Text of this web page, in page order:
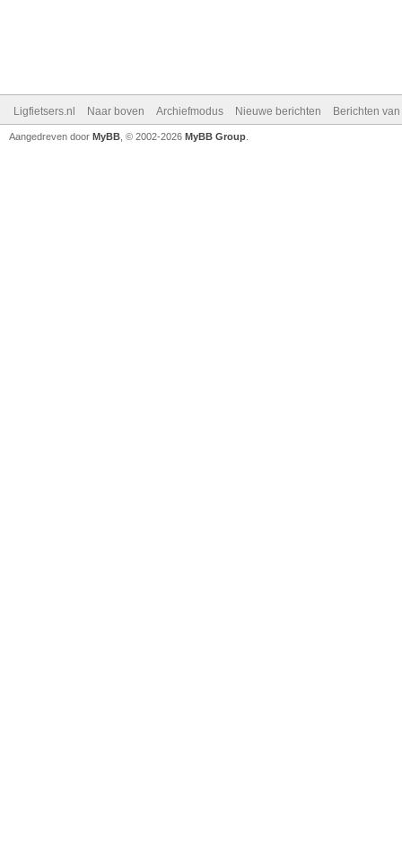
Ligfietsers.nl Naar boven Archiefmodus Nieuwe berichten Berichten
Aangedreven door MyBB , © 2002-2026 MyBB Group